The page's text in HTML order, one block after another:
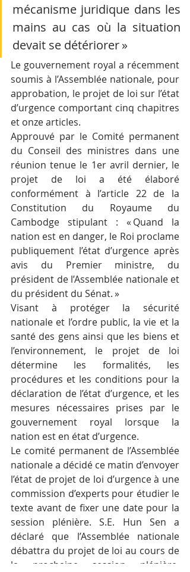
mécanisme juridique dans les
mains au cas où la situation
devait se détériorer »
Le gouvernement royal a récemment
soumis à l’Assemblée nationale, pour
approbation, le projet de loi sur l’état
d’urgence comportant cinq chapitres
et onze articles.
Approuvé par le Comité permanent
du Conseil des ministres dans une
réunion tenue le 1er avril dernier, le
projet de loi a été élaboré
conformément à l’article 22 de la
Constitution du Royaume du
Cambodge stipulant : « Quand la
nation est en danger, le Roi proclame
publiquement l’état d’urgence après
avis du Premier ministre, du
président de l’Assemblée nationale et
du président du Sénat. »
Visant à protéger la sécurité
nationale et l’ordre public, la vie et la
santé des gens ainsi que les biens et
l’environnement, le projet de loi
détermine les formalités, les
procédures et les conditions pour la
déclaration de l’état d’urgence, et les
mesures nécessaires prises par le
gouvernement royal lorsque la
nation est en état d’urgence.
Le comité permanent de l’Assemblée
nationale a décidé ce matin d’envoyer
l’état de projet de loi d’urgence à une
commission d’experts pour étudier le
texte avant de fixer une date pour la
session plénière. S.E. Hun Sen a
déclaré que l’Assemblée nationale
débattra du projet de loi au cours de
la prochaine session plénière,